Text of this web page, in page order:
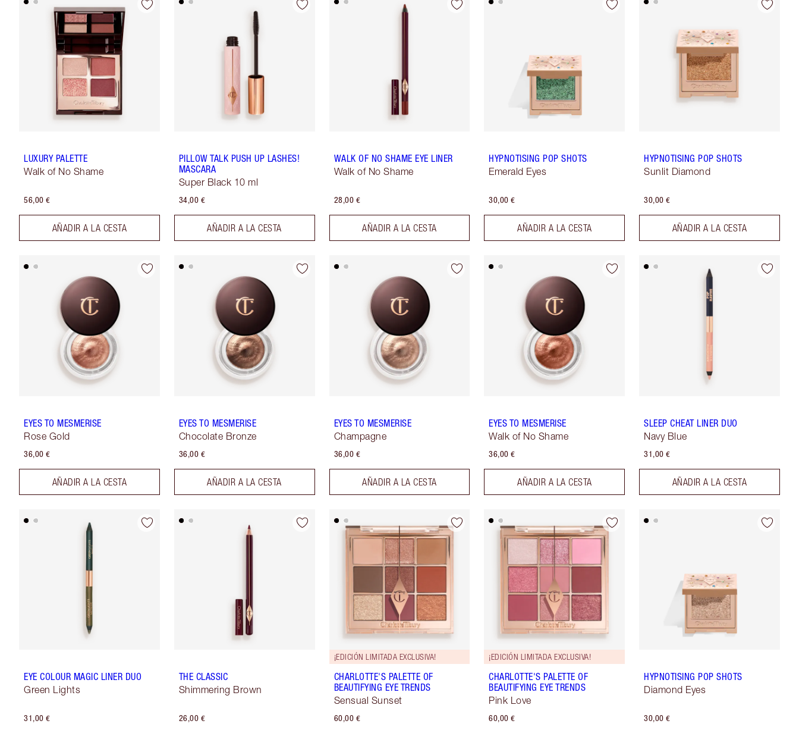
LUXURY PALETTE
Walk of No Shame
56,00 €
AÑADIR A LA CESTA
PILLOW TALK PUSH UP LASHES!
MASCARA
Super Black 10 ml
34,00 €
AÑADIR A LA CESTA
WALK OF NO SHAME EYE LINER
Walk of No Shame
28,00 €
AÑADIR A LA CESTA
HYPNOTISING POP SHOTS
Emerald Eyes
30,00 €
AÑADIR A LA CESTA
HYPNOTISING POP SHOTS
Sunlit Diamond
30,00 €
AÑADIR A LA CESTA
EYES TO MESMERISE
Rose Gold
36,00 €
AÑADIR A LA CESTA
EYES TO MESMERISE
Chocolate Bronze
36,00 €
AÑADIR A LA CESTA
EYES TO MESMERISE
Champagne
36,00 €
AÑADIR A LA CESTA
EYES TO MESMERISE
Walk of No Shame
36,00 €
AÑADIR A LA CESTA
SLEEP CHEAT LINER DUO
Navy Blue
31,00 €
AÑADIR A LA CESTA
EYE COLOUR MAGIC LINER DUO
Green Lights
31,00 €
THE CLASSIC
Shimmering Brown
26,00 €
¡EDICIÓN LIMITADA EXCLUSIVA!
CHARLOTTE'S PALETTE OF
BEAUTIFYING EYE TRENDS
Sensual Sunset
60,00 €
¡EDICIÓN LIMITADA EXCLUSIVA!
CHARLOTTE'S PALETTE OF
BEAUTIFYING EYE TRENDS
Pink Love
60,00 €
HYPNOTISING POP SHOTS
Diamond Eyes
30,00 €